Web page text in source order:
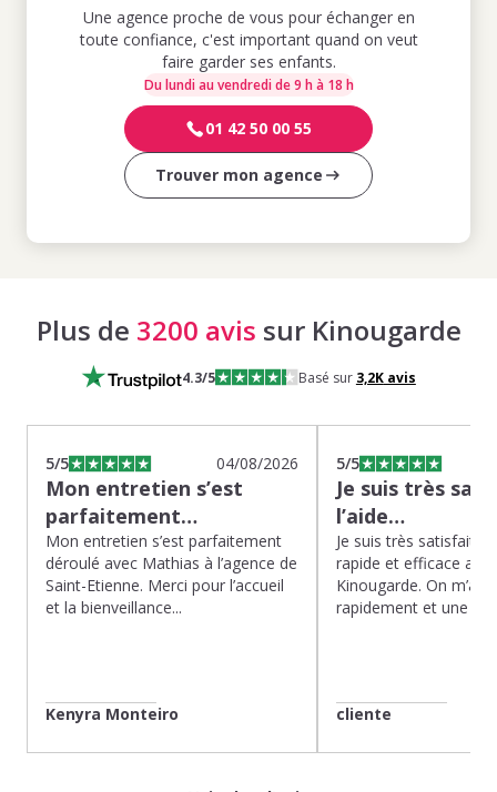
Une agence proche de vous pour échanger en
toute confiance, c'est important quand on veut
faire garder ses enfants.
Du lundi au vendredi de 9 h à 18 h
01 42 50 00 55
Trouver mon agence
Plus de 3200 avis sur Kinougarde
4.3/5 Basé sur 3,2Kavis
5/5 04/08/2026
Mon entretien s’est
parfaitement…
Mon entretien s’est parfaitement
déroulé avec Mathias à l’agence de
Saint-Etienne. Merci pour l’accueil
et la bienveillance...
Kenyra Monteiro
5/5
Je suis très
l’aide…
Je suis très satisfaite
rapide et efficace
Kinougarde. On m’a
rapidement et une
cliente